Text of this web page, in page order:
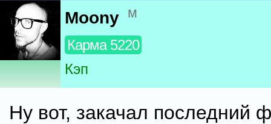
Moony м
Карма 5220
Кэп
Ну вот, закачал последний